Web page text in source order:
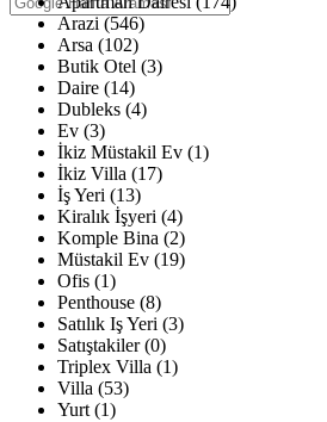
Arazi (546)
Arsa (102)
Butik Otel (3)
Daire (14)
Dubleks (4)
Ev (3)
İkiz Müstakil Ev (1)
İkiz Villa (17)
İş Yeri (13)
Kiralık İşyeri (4)
Komple Bina (2)
Müstakil Ev (19)
Ofis (1)
Penthouse (8)
Satılık Iş Yeri (3)
Satıştakiler (0)
Triplex Villa (1)
Villa (53)
Yurt (1)